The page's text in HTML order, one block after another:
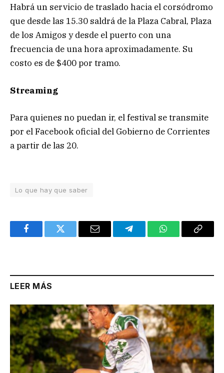
Habrá un servicio de traslado hacia el corsódromo
que desde las 15.30 saldrá de la Plaza Cabral, Plaza
de los Amigos y desde el puerto con una
frecuencia de una hora aproximadamente. Su
costo es de $400 por tramo.
Streaming
Para quienes no puedan ir, el festival se transmite
por el Facebook oficial del Gobierno de Corrientes
a partir de las 20.
Lo que hay que saber
FacebookTwitter Email TelegramWhatsAppCopy
LEER MÁS